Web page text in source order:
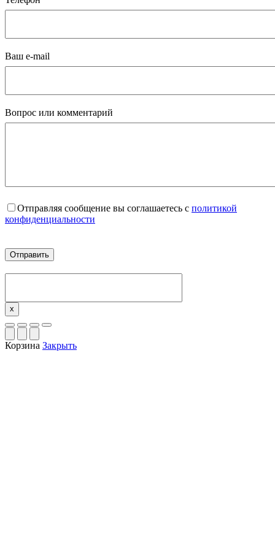
Ваш e-mail
Вопрос или комментарий
Отправляя сообщение вы соглашаетесь с политикой
конфиденциальности
x
Корзина Закрыть